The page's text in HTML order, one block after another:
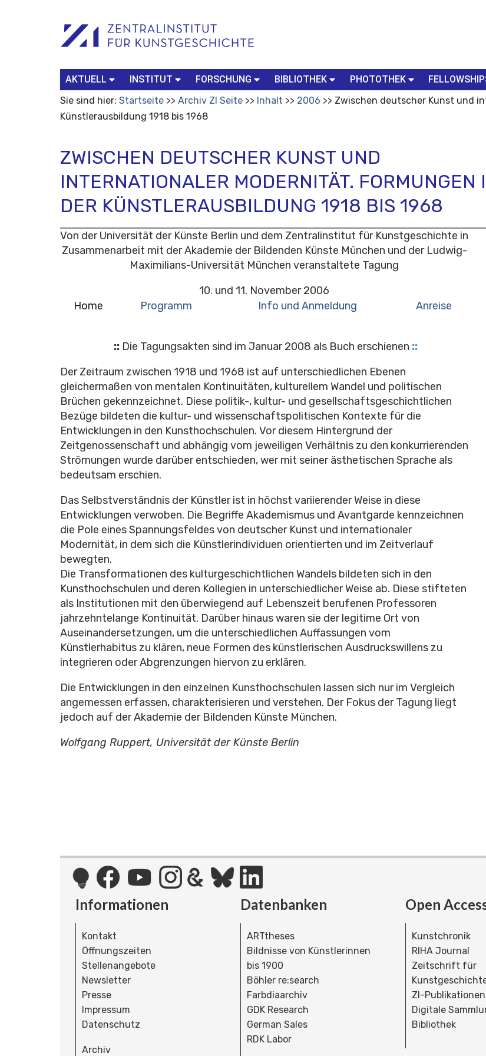
Werkzeuge
Search…
AKTUELL INSTITUT FORSCHUNG BIBLIOTHEK PHOTOTHEK
Sie sind hier: Startseite Archiv ZI Seite Inhalt 2006
Zwischen deutscher Kunst und
Künstlerausbildung 1918 bis 1968
ZWISCHEN DEUTSCHER KUNST UND
INTERNATIONALER MODERNITÄT. FORMUNGEN
DER KÜNSTLERAUSBILDUNG 1918 BIS 1968
Von der Universität der Künste Berlin und dem Zentralinstitut für Kunstgeschichte in
Zusammenarbeit mit der Akademie der Bildenden Künste München und der Ludwig-
Maximilians-Universität München veranstaltete Tagung
10. und 11. November 2006
Home
Programm Info und Anmeldung Anreise
::Die Tagungsakten sind im Januar 2008 als Buch erschienen ::
Der Zeitraum zwischen 1918 und 1968 ist auf unterschiedlichen Ebenen
gleichermaßen von mentalen Kontinuitäten, kulturellem Wandel und politischen
Brüchen gekennzeichnet. Diese politik-, kultur- und gesellschaftsgeschichtlichen
Bezüge bildeten die kultur- und wissenschaftspolitischen Kontexte für die
Entwicklungen in den Kunsthochschulen. Vor diesem Hintergrund der
Zeitgenossenschaft und abhängig vom jeweiligen Verhältnis zu den konkurrierenden
Strömungen wurde darüber entschieden, wer mit seiner ästhetischen Sprache als
bedeutsam erschien.
Das Selbstverständnis der Künstler ist in höchst variierender Weise in diese
Entwicklungen verwoben. Die Begriffe Akademismus und Avantgarde kennzeichnen
die Pole eines Spannungsfeldes von deutscher Kunst und internationaler
Modernität, in dem sich die Künstlerindividuen orientierten und im Zeitverlauf
bewegten.
Die Transformationen des kulturgeschichtlichen Wandels bildeten sich in den
Kunsthochschulen und deren Kollegien in unterschiedlicher Weise ab. Diese stifteten
als Institutionen mit den überwiegend auf Lebenszeit berufenen Professoren
jahrzehntelange Kontinuität. Darüber hinaus waren sie der legitime Ort von
Auseinandersetzungen, um die unterschiedlichen Auffassungen vom
Künstlerhabitus zu klären, neue Formen des künstlerischen Ausdruckswillens zu
integrieren oder Abgrenzungen hiervon zu erklären.
Die Entwicklungen in den einzelnen Kunsthochschulen lassen sich nur im Vergleich
angemessen erfassen, charakterisieren und verstehen. Der Fokus der Tagung liegt
jedoch auf der Akademie der Bildenden Künste München.
Wolfgang Ruppert, Universität der Künste Berlin
Informationen
Kontakt
Öffnungszeiten
Stellenangebote
Newsletter
Presse
Impressum
Datenschutz
Archiv
Datenbanken
ARTtheses
Bildnisse von Künstlerinnen
bis 1900
Böhler re:search
Farbdiaarchiv
GDK Research
German Sales
RDK Labor
Open
Kunstchronik
RIHA Journal
Zeitschrift für
ZI-Publikationen
Digitale
Bibliothek